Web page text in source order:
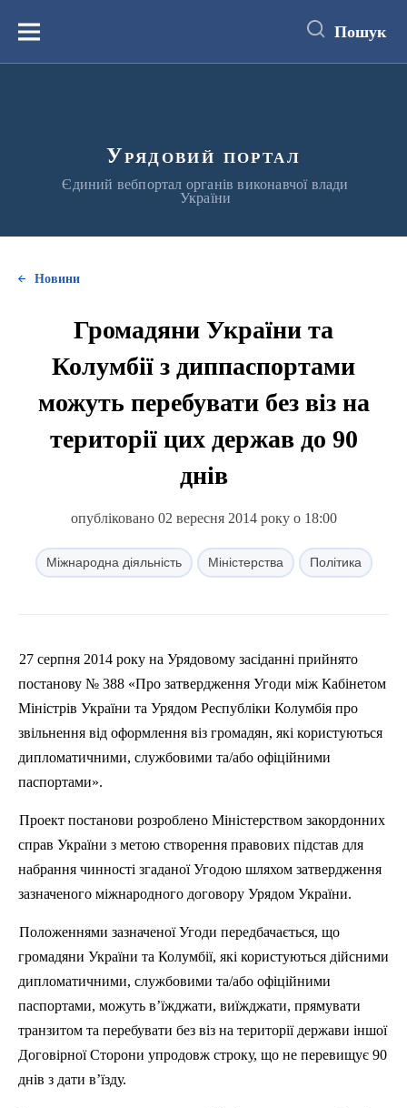
вмістуМеню Пошук
Урядовий портал
Єдиний вебпортал органів виконавчої влади
України
Новини
Громадяни України та
Колумбії з диппаспортами
можуть перебувати без віз на
території цих держав до 90
днів
опубліковано 02 вересня 2014 року о 18:00
Міжнародна діяльність Міністерства Політика
27 серпня 2014 року на Урядовому засіданні прийнято
постанову № 388 «Про затвердження Угоди між Кабінетом
Міністрів України та Урядом Республіки Колумбія про
звільнення від оформлення віз громадян, які користуються
дипломатичними, службовими та/або офіційними
паспортами».
Проект постанови розроблено Міністерством закордонних
справ України з метою створення правових підстав для
набрання чинності згаданої Угодою шляхом затвердження
зазначеного міжнародного договору Урядом України.
Положеннями зазначеної Угоди передбачається, що
громадяни України та Колумбії, які користуються дійсними
дипломатичними, службовими та/або офіційними
паспортами, можуть в’їжджати, виїжджати, прямувати
транзитом та перебувати без віз на території держави іншої
Договірної Сторони упродовж строку, що не перевищує 90
днів з дати в’їзду.